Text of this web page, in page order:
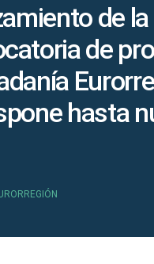
de la
de
hasta